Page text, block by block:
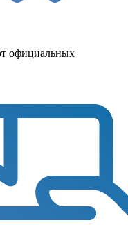
официальных